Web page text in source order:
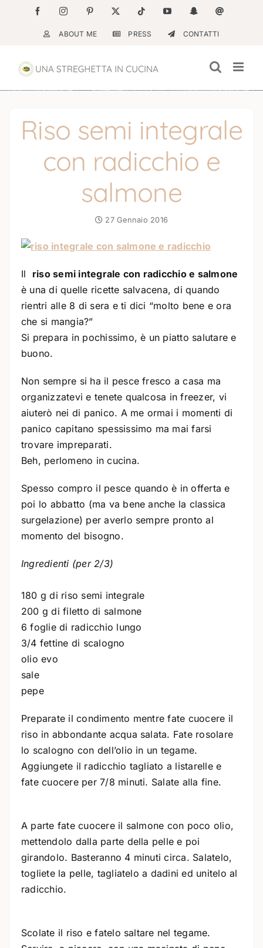
contenuto
FacebookInstagramPinterest Tiktok YouTubeSnapchatEmail
ABOUT ME PRESS CONTATTI
Riso semi integrale
con radicchio e
salmone
27 Gennaio 2016
Il riso semi integrale con radicchio e salmone
è una di quelle ricette salvacena, di quando
rientri alle 8 di sera e ti dici “molto bene e ora
che si mangia?”
Si prepara in pochissimo, è un piatto salutare e
buono.
Non sempre si ha il pesce fresco a casa ma
organizzatevi e tenete qualcosa in freezer, vi
aiuterò nei di panico. A me ormai i momenti di
panico capitano spessissimo ma mai farsi
trovare impreparati.
Beh, perlomeno in cucina.
Spesso compro il pesce quando è in offerta e
poi lo abbatto (ma va bene anche la classica
surgelazione) per averlo sempre pronto al
momento del bisogno.
Ingredienti (per 2/3)
180 g di riso semi integrale
200 g di filetto di salmone
6 foglie di radicchio lungo
3/4 fettine di scalogno
olio evo
sale
pepe
Preparate il condimento mentre fate cuocere il
riso in abbondante acqua salata. Fate rosolare
lo scalogno con dell’olio in un tegame.
Aggiungete il radicchio tagliato a listarelle e
fate cuocere per 7/8 minuti. Salate alla fine.
A parte fate cuocere il salmone con poco olio,
mettendolo dalla parte della pelle e poi
girandolo. Basteranno 4 minuti circa. Salatelo,
togliete la pelle, tagliatelo a dadini ed unitelo al
radicchio.
Scolate il riso e fatelo saltare nel tegame.